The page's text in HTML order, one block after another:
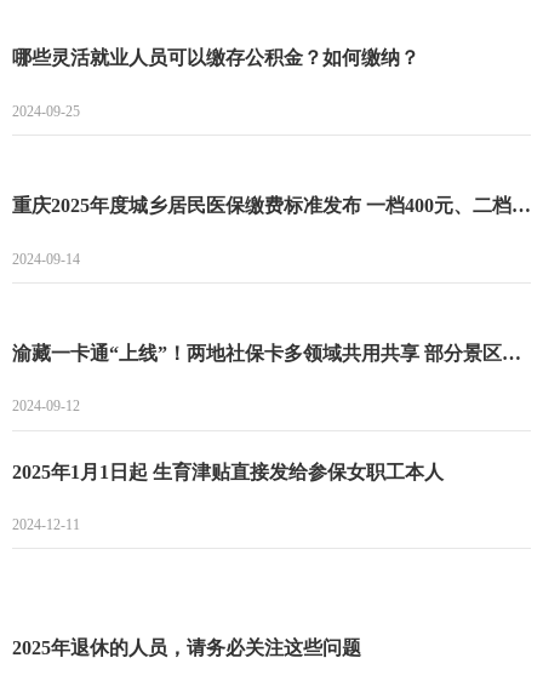
哪些灵活就业人员可以缴存公积金？如何缴纳？
2024-09-25
重庆2025年度城乡居民医保缴费标准发布 一档400元、二档775元！
2024-09-14
渝藏一卡通“上线”！两地社保卡多领域共用共享 部分景区还享5折优惠
2024-09-12
2025年1月1日起 生育津贴直接发给参保女职工本人
2024-12-11
2025年退休的人员，请务必关注这些问题